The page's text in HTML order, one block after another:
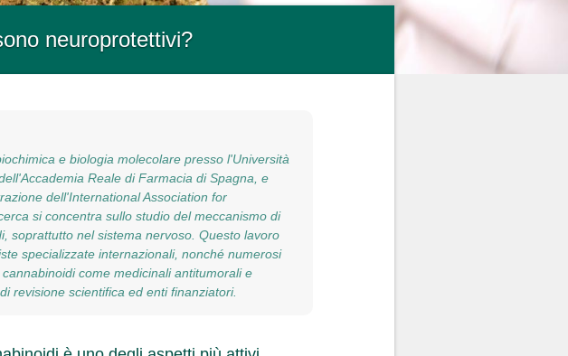
neuroprotettivi?
e biologia molecolare presso l'Università
Reale di Farmacia di Spagna, e
dell'International Association for
si concentra sullo studio del meccanismo di
soprattutto nel sistema nervoso. Questo lavoro
specializzate internazionali, nonché numerosi
come medicinali antitumorali e
revisione scientifica ed enti finanziatori.